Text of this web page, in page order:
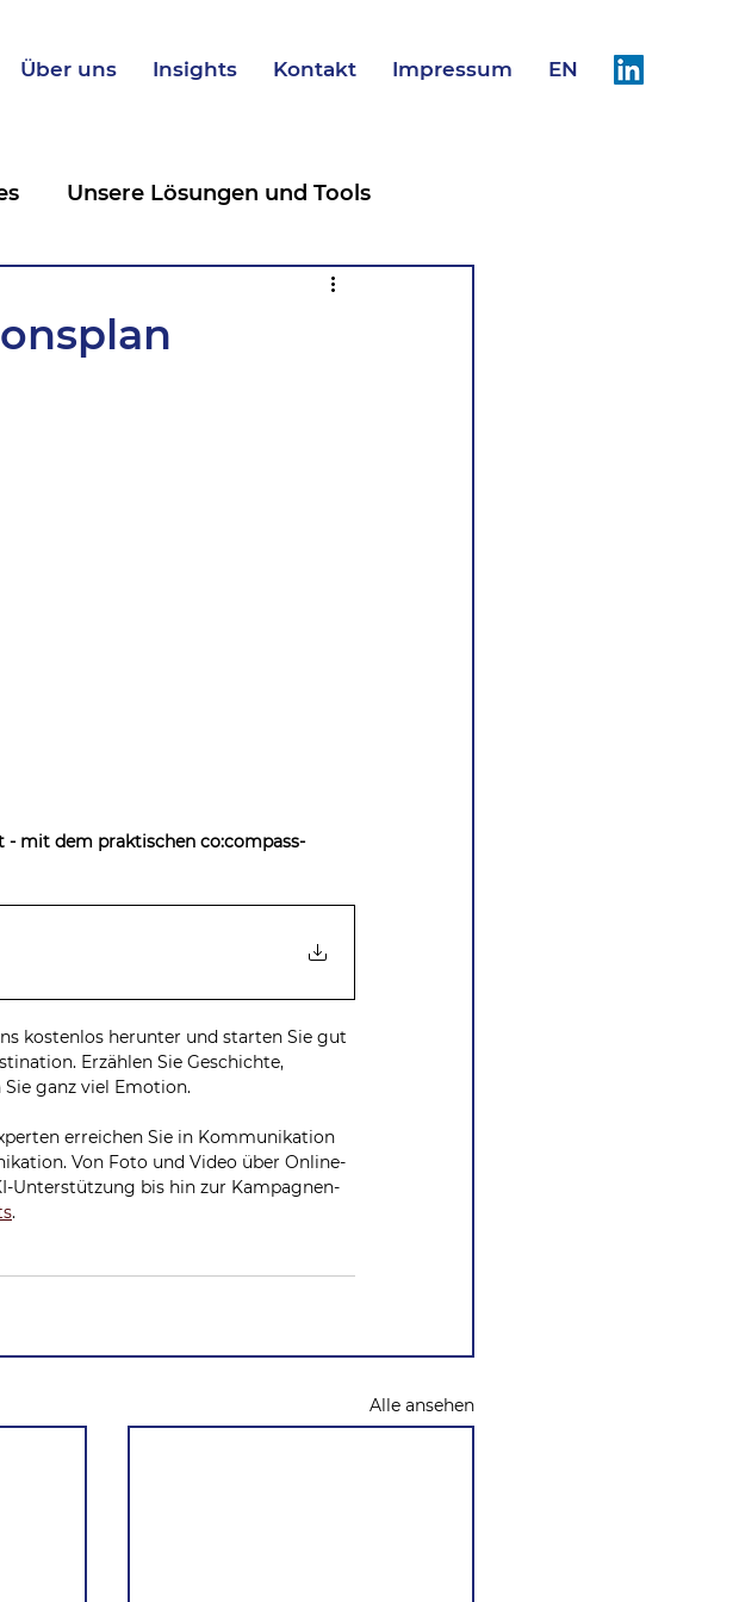
Über uns Insights Kontakt Impressum EN
Unsere Lösungen und Tools
mit dem praktischen co:compass-
kostenlos herunter und starten Sie gut
Erzählen Sie Geschichte,
ganz viel Emotion.
erreichen Sie in Kommunikation
Von Foto und Video über Online-
Unterstützung bis hin zur Kampagnen-
.
Alle ansehen